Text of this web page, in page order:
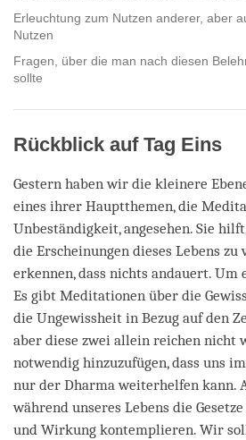
Erleuchtung zum Nutzen anderer, aber
Nutzen
Fragen, über die man nach diesen
sollte
Rückblick auf Tag Eins
Gestern haben wir die kleinere
eines ihrer Hauptthemen, die
Unbeständigkeit, angesehen. Sie
die Erscheinungen dieses Lebens
erkennen, dass nichts andauert. Um
Es gibt Meditationen über die
die Ungewissheit in Bezug auf den
aber diese zwei allein reichen nicht
notwendig hinzuzufügen, dass uns
nur der Dharma weiterhelfen kann.
während unseres Lebens die
und Wirkung kontemplieren. Wir